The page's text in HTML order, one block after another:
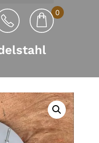
0